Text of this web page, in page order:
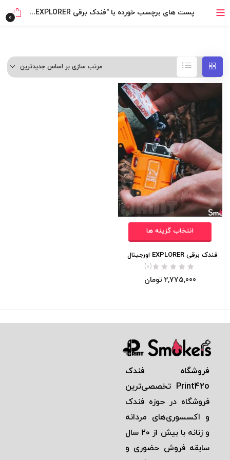
۴ قسط، بدون کارمزد
خرید قسطی با ترب‌پی
پست های برچسب خورده با "فندک برقی EXPLORER اورجینال" 0
مرتب سازی بر اساس جدیدترین
انتخاب گزینه ها
فندک برقی EXPLORER اورجینال
(0)
2,775,000 تومان
فروشگاه فندک
Print42o تخصصی‌ترين
فروشگاه در حوزه فندک
و اكسسوری‌های مردانه
و زنانه با بيش از ٢٠ سال
سابقه فروش حضوری و